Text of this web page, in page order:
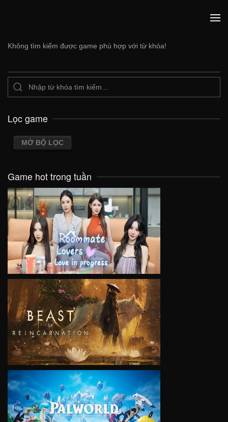
Không tìm kiếm được game phù hợp với từ khóa!
Lọc game
MỞ BỘ LỌC
Game hot trong tuần
VIEW
VIEW
VIEW